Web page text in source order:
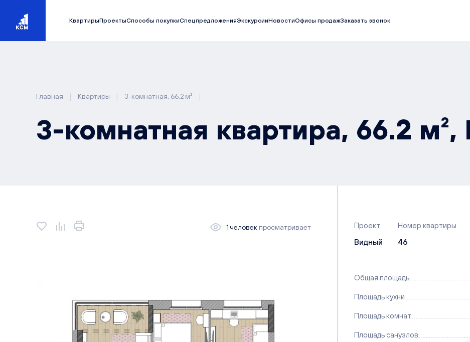
КвартирыПроектыСпособы покупкиСпецпредложенияЭкскурсииНовостиОфисы продажЗаказать звонок
Главная | Квартиры | 3-комнатная, 66.2 м² |
3-комнатная квартира, 66.2
1 человек просматривает Проект
Видный
Номер квартиры
46
Общая площадь
Площадь кухни
Площадь комнат
Площадь санузлов